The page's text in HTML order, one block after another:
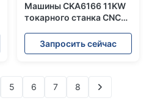
Машины CKA6166 11KW
токарного станка CNC
носом шпинделя D8
Запросить сейчас
5 6 7 8